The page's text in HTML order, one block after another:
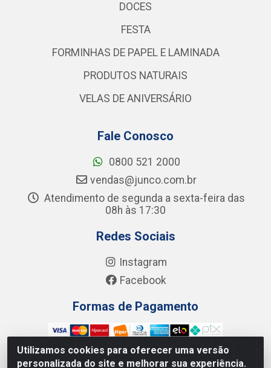
Utilizamos cookies para oferecer uma versão
personalizada do site e melhorar sua experiência.
DOCES
FESTA
FORMINHAS DE PAPEL E LAMINADA
PRODUTOS NATURAIS
VELAS DE ANIVERSÁRIO
Fale Conosco
0800 521 2000
vendas@junco.com.br
Atendimento de segunda a sexta-feira das
08h às 17:30
Redes Sociais
Instagram
Facebook
Formas de Pagamento